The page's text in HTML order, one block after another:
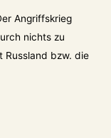
Angriffskrieg
nichts zu
Russland bzw. die